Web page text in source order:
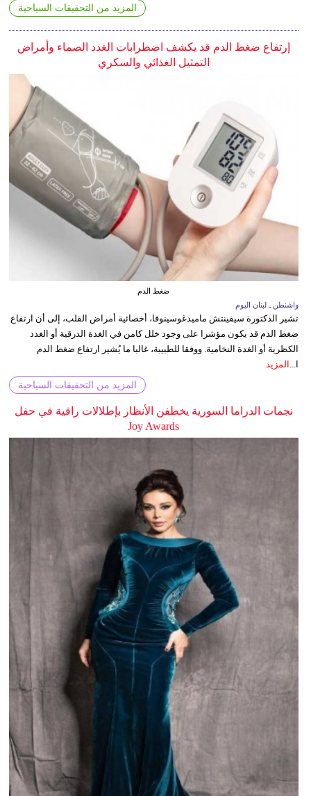
المزيد من التحقيقات السياحية
إرتفاع ضغط الدم قد يكشف اضطرابات الغدد الصماء وأمراض
التمثيل الغذائي والسكري
ضغط الدم
واشنطن ـ لبنان اليوم
تشير الدكتورة سيفينتش ماميدغوسينوفا، أخصائية أمراض القلب، إلى أن ارتفاع
ضغط الدم قد يكون مؤشرا على وجود خلل كامن في الغدة الدرقية أو الغدد
الكظرية أو الغدة النخامية. ووفقا للطبيبة، غالبا ما يُشير ارتفاع ضغط الدم
ا... المزيد
المزيد من التحقيقات السياحية
نجمات الدراما السورية يخطفن الأنظار بإطلالات راقية في حفل
Joy Awards